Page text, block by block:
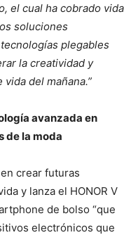
el cual ha cobrado vida
soluciones
plegables
la creatividad y
del mañana.”
avanzada en
de la moda
crear futuras
y lanza el HONOR V
de bolso “que
electrónicos que